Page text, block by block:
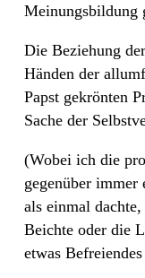
Meinungsbildung
Die Beziehung
Händen der
Papst gekrönten
Sache der
(Wobei ich die
gegenüber
als einmal
Beichte oder die
etwas